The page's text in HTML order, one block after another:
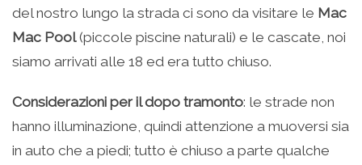
del nostro lungo la strada ci sono da visitare le Mac
Mac Pool(piccole piscine naturali) e le cascate, noi
siamo arrivati alle 18 ed era tutto chiuso.
Considerazioni per il dopo tramonto: le strade non
hanno illuminazione, quindi attenzione a muoversi sia
in auto che a piedi; tutto è chiuso a parte qualche